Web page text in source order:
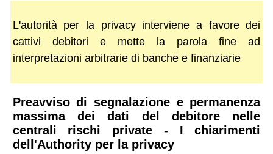
L'autorità per la privacy interviene a favore dei
cattivi debitori e mette la parola fine ad
interpretazioni arbitrarie di banche e finanziarie
Preavviso di segnalazione e permanenza
massima dei dati del debitore nelle
centrali rischi private - I chiarimenti
dell'Authority per la privacy